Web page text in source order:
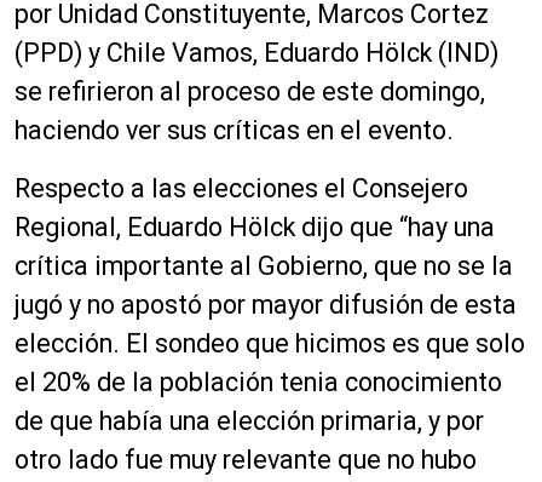
por Unidad Constituyente, Marcos Cortez
(PPD) y Chile Vamos, Eduardo Hölck (IND)
se refirieron al proceso de este domingo,
haciendo ver sus críticas en el evento.
Respecto a las elecciones el Consejero
Regional, Eduardo Hölck dijo que “hay una
crítica importante al Gobierno, que no se la
jugó y no apostó por mayor difusión de esta
elección. El sondeo que hicimos es que solo
el 20% de la población tenia conocimiento
de que había una elección primaria, y por
otro lado fue muy relevante que no hubo